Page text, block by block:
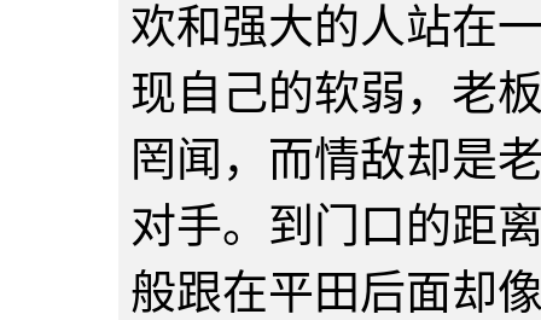
欢和强大的人站在
现自己的软弱，老
罔闻，而情敌却是
对手。到门口的距
般跟在平田后面却